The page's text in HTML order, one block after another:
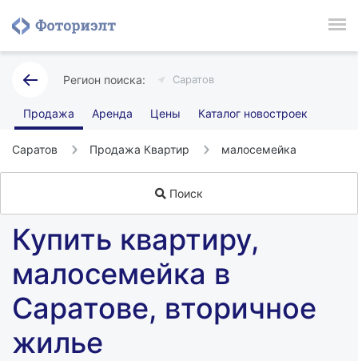
Саратов
Продажа Аренда Цены Каталог новостроек
Саратов Продажа Квартир малосемейка
Поиск
Купить квартиру,
малосемейка в
Саратове, вторичное
жилье